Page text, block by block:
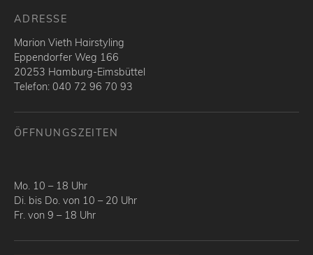
ADRESSE
Marion Vieth Hairstyling
Eppendorfer Weg 166
20253 Hamburg-Eimsbüttel
Telefon: 040 72 96 70 93
ÖFFNUNGSZEITEN
Mo. 10 – 18 Uhr
Di. bis Do. von 10 – 20 Uhr
Fr. von 9 – 18 Uhr